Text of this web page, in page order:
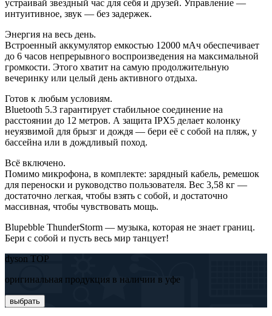
устраивай звездный час для себя и друзей. Управление —
интуитивное, звук — без задержек.
Энергия на весь день.
Встроенный аккумулятор емкостью 12000 мАч обеспечивает
до 6 часов непрерывного воспроизведения на максимальной
громкости. Этого хватит на самую продолжительную
вечеринку или целый день активного отдыха.
Готов к любым условиям.
Bluetooth 5.3 гарантирует стабильное соединение на
расстоянии до 12 метров. А защита IPX5 делает колонку
неуязвимой для брызг и дождя — бери её с собой на пляж, у
бассейна или в дождливый поход.
Всё включено.
Помимо микрофона, в комплекте: зарядный кабель, ремешок
для переноски и руководство пользователя. Вес 3,58 кг —
достаточно легкая, чтобы взять с собой, и достаточно
массивная, чтобы чувствовать мощь.
Blupebble ThunderStorm — музыка, которая не знает границ.
Бери с собой и пусть весь мир танцует!
dyson TOP
оригинальная продукция в наличии в уфе
выбрать